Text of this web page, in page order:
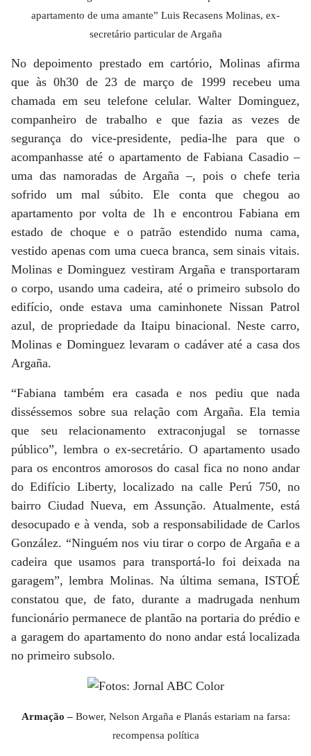
apartamento de uma amante” Luis Recasens Molinas, ex-
secretário particular de Argaña
No depoimento prestado em cartório, Molinas afirma
que às 0h30 de 23 de março de 1999 recebeu uma
chamada em seu telefone celular. Walter Dominguez,
companheiro de trabalho e que fazia as vezes de
segurança do vice-presidente, pedia-lhe para que o
acompanhasse até o apartamento de Fabiana Casadio –
uma das namoradas de Argaña –, pois o chefe teria
sofrido um mal súbito. Ele conta que chegou ao
apartamento por volta de 1h e encontrou Fabiana em
estado de choque e o patrão estendido numa cama,
vestido apenas com uma cueca branca, sem sinais vitais.
Molinas e Dominguez vestiram Argaña e transportaram
o corpo, usando uma cadeira, até o primeiro subsolo do
edifício, onde estava uma caminhonete Nissan Patrol
azul, de propriedade da Itaipu binacional. Neste carro,
Molinas e Dominguez levaram o cadáver até a casa dos
Argaña.
“Fabiana também era casada e nos pediu que nada
disséssemos sobre sua relação com Argaña. Ela temia
que seu relacionamento extraconjugal se tornasse
público”, lembra o ex-secretário. O apartamento usado
para os encontros amorosos do casal fica no nono andar
do Edifício Liberty, localizado na calle Perú 750, no
bairro Ciudad Nueva, em Assunção. Atualmente, está
desocupado e à venda, sob a responsabilidade de Carlos
González. “Ninguém nos viu tirar o corpo de Argaña e a
cadeira que usamos para transportá-lo foi deixada na
garagem”, lembra Molinas. Na última semana, ISTOÉ
constatou que, de fato, durante a madrugada nenhum
funcionário permanece de plantão na portaria do prédio e
a garagem do apartamento do nono andar está localizada
no primeiro subsolo.
Armação –Bower, Nelson Argaña e Planás estariam na farsa:
recompensa política